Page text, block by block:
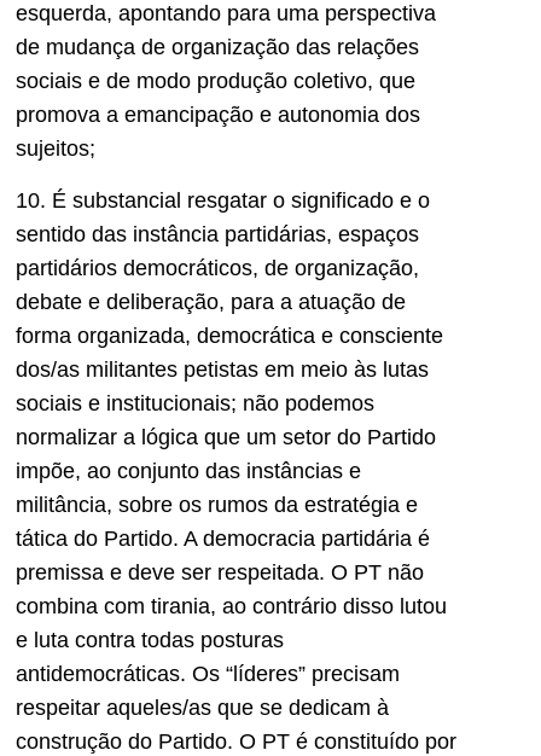
esquerda, apontando para uma perspectiva
de mudança de organização das relações
sociais e de modo produção coletivo, que
promova a emancipação e autonomia dos
sujeitos;
10. É substancial resgatar o significado e o
sentido das instância partidárias, espaços
partidários democráticos, de organização,
debate e deliberação, para a atuação de
forma organizada, democrática e consciente
dos/as militantes petistas em meio às lutas
sociais e institucionais; não podemos
normalizar a lógica que um setor do Partido
impõe, ao conjunto das instâncias e
militância, sobre os rumos da estratégia e
tática do Partido. A democracia partidária é
premissa e deve ser respeitada. O PT não
combina com tirania, ao contrário disso lutou
e luta contra todas posturas
antidemocráticas. Os “líderes” precisam
respeitar aqueles/as que se dedicam à
construção do Partido. O PT é constituído por